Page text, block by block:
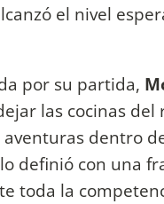
el nivel
por su partida,
las cocinas
dentro
definió con una
toda la